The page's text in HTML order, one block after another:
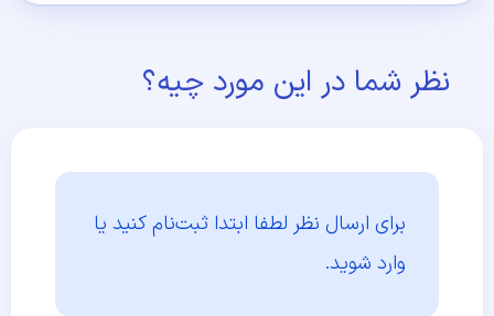
نظر شما در این مورد چیه؟
برای ارسال نظر لطفا ابتدا ثبت‌نام کنید یا
وارد شوید.